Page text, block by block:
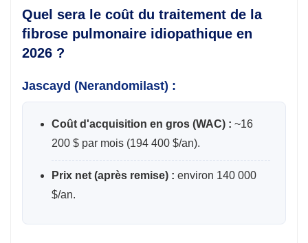
Quel sera le coût du traitement de la
fibrose pulmonaire idiopathique en
2026 ?
Jascayd (Nerandomilast) :
Coût d'acquisition en gros (WAC) : ~16
200 $ par mois (194 400 $/an).
Prix ​​net (après remise) : environ 140 000
$/an.